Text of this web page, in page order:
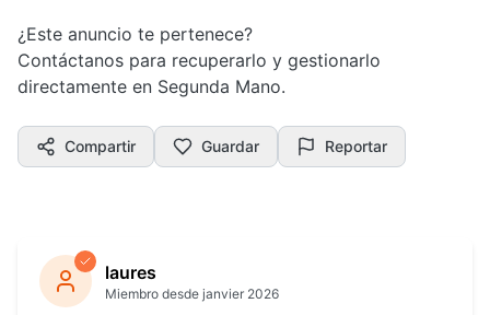
¿Este anuncio te pertenece?
Contáctanos para recuperarlo y gestionarlo
directamente en Segunda Mano.
Compartir Guardar Reportar
laures
Miembro desde janvier 2026